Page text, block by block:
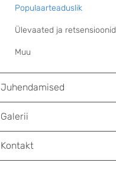
Populaarteaduslik
Ülevaated ja retsensioonid
Muu
Juhendamised
Galerii
Kontakt